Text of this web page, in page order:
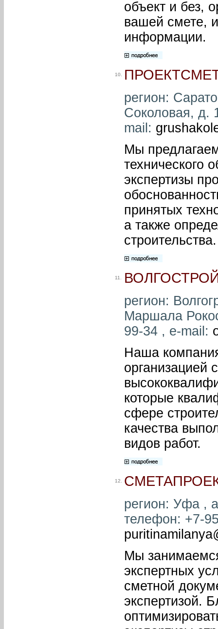
объект и без,
вашей смете,
информации.
10.
регион:
Соколовая, д.
mail:
Мы
технического
экспертизы
принятых
а также
строительства.
11.
регион:
Маршала
99-34 , e-mail:
Наша
организацией
которые
сфере
качества
видов работ.
12.
регион: Уфа ,
телефон: +7-
Мы
экспертных
сметной
экспертизой.